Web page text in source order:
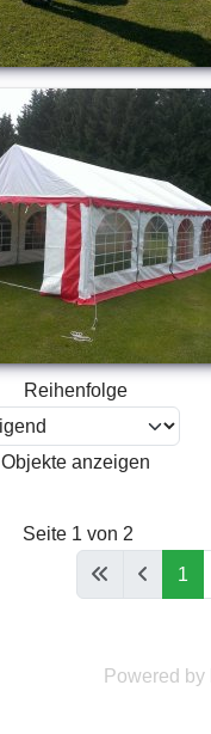
Reihenfolge
Objekte anzeigen
Seite 1 von 2
1
Powered by